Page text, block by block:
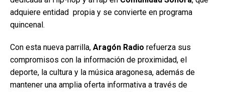
adquiere entidad propia y se convierte en programa
quincenal.
Con esta nueva parrilla, Aragón Radio refuerza sus
compromisos con la información de proximidad, el
deporte, la cultura y la música aragonesa, además de
mantener una amplia oferta informativa a través de